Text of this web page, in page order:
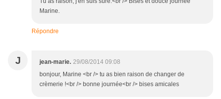
Marine.
Répondre
J jean-marie. 29/08/2014 09:08
bonjour, Marine <br /> tu as bien raison de changer de
crèmerie !<br /> bonne journée<br /> bises amicales